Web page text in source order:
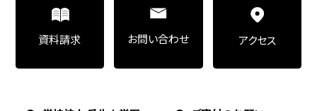
資料請求 お問い合わせ アクセス